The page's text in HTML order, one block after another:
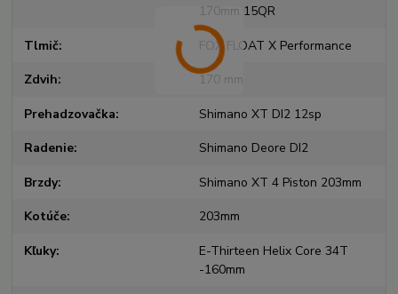
170mm 15QR
Tlmič FOX FLOAT X Performance
Zdvih 170 mm
Prehadzovačka Shimano XT DI2 12sp
Radenie Shimano Deore DI2
Brzdy Shimano XT 4 Piston 203mm
Kotúče 203mm
Kľuky
E-Thirteen Helix Core 34T
-160mm